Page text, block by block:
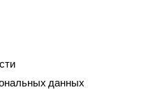
данных